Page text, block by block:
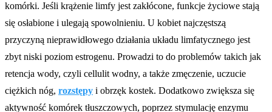
komórki. Jeśli krążenie limfy jest zakłócone, funkcje życiowe stają
się osłabione i ulegają spowolnieniu. U kobiet najczęstszą
przyczyną nieprawidłowego działania układu limfatycznego jest
zbyt niski poziom estrogenu. Prowadzi to do problemów takich jak
retencja wody, czyli cellulit wodny, a także zmęczenie, uczucie
ciężkich nóg, rozstępy i obrzęk kostek. Dodatkowo zwiększa się
aktywność komórek tłuszczowych, poprzez stymulację enzymu